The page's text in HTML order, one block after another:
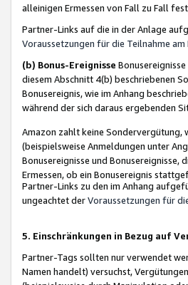
alleinigen Ermessen von Fall zu Fall
Partner-Links auf die in der Anlage
Voraussetzungen für die Teilnahme
(b) Bonus-Ereignisse
diesem Abschnitt 4(b) beschriebenen
Bonusereignis, wie im Anhang
während der sich daraus ergebenden
Amazon zahlt keine Sondervergütung,
(beispielsweise Anmeldungen unter
Bonusereignisse und Bonusereignisse,
Ermessen, ob ein Bonusereignis
Partner-Links zu den im Anhang
ungeachtet derVoraussetzungen für
5. Einschränkungen in Bezug auf
Partner-Tags sollten nur verwendet
Namen handelt) versuchst,